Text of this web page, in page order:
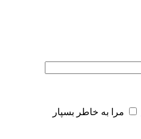
مرا به خاطر بسپار